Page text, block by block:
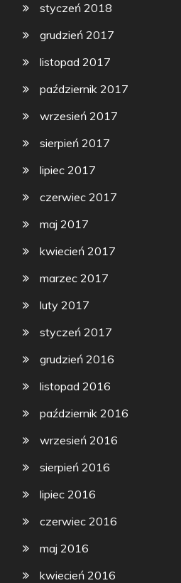
styczeń 2018
grudzień 2017
listopad 2017
październik 2017
wrzesień 2017
sierpień 2017
lipiec 2017
czerwiec 2017
maj 2017
kwiecień 2017
marzec 2017
luty 2017
styczeń 2017
grudzień 2016
listopad 2016
październik 2016
wrzesień 2016
sierpień 2016
lipiec 2016
czerwiec 2016
maj 2016
kwiecień 2016